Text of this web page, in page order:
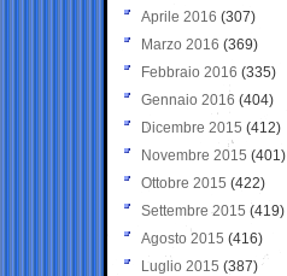
Aprile 2016 (307)
Marzo 2016 (369)
Febbraio 2016 (335)
Gennaio 2016 (404)
Dicembre 2015 (412)
Novembre 2015 (401)
Ottobre 2015 (422)
Settembre 2015 (419)
Agosto 2015 (416)
Luglio 2015 (387)